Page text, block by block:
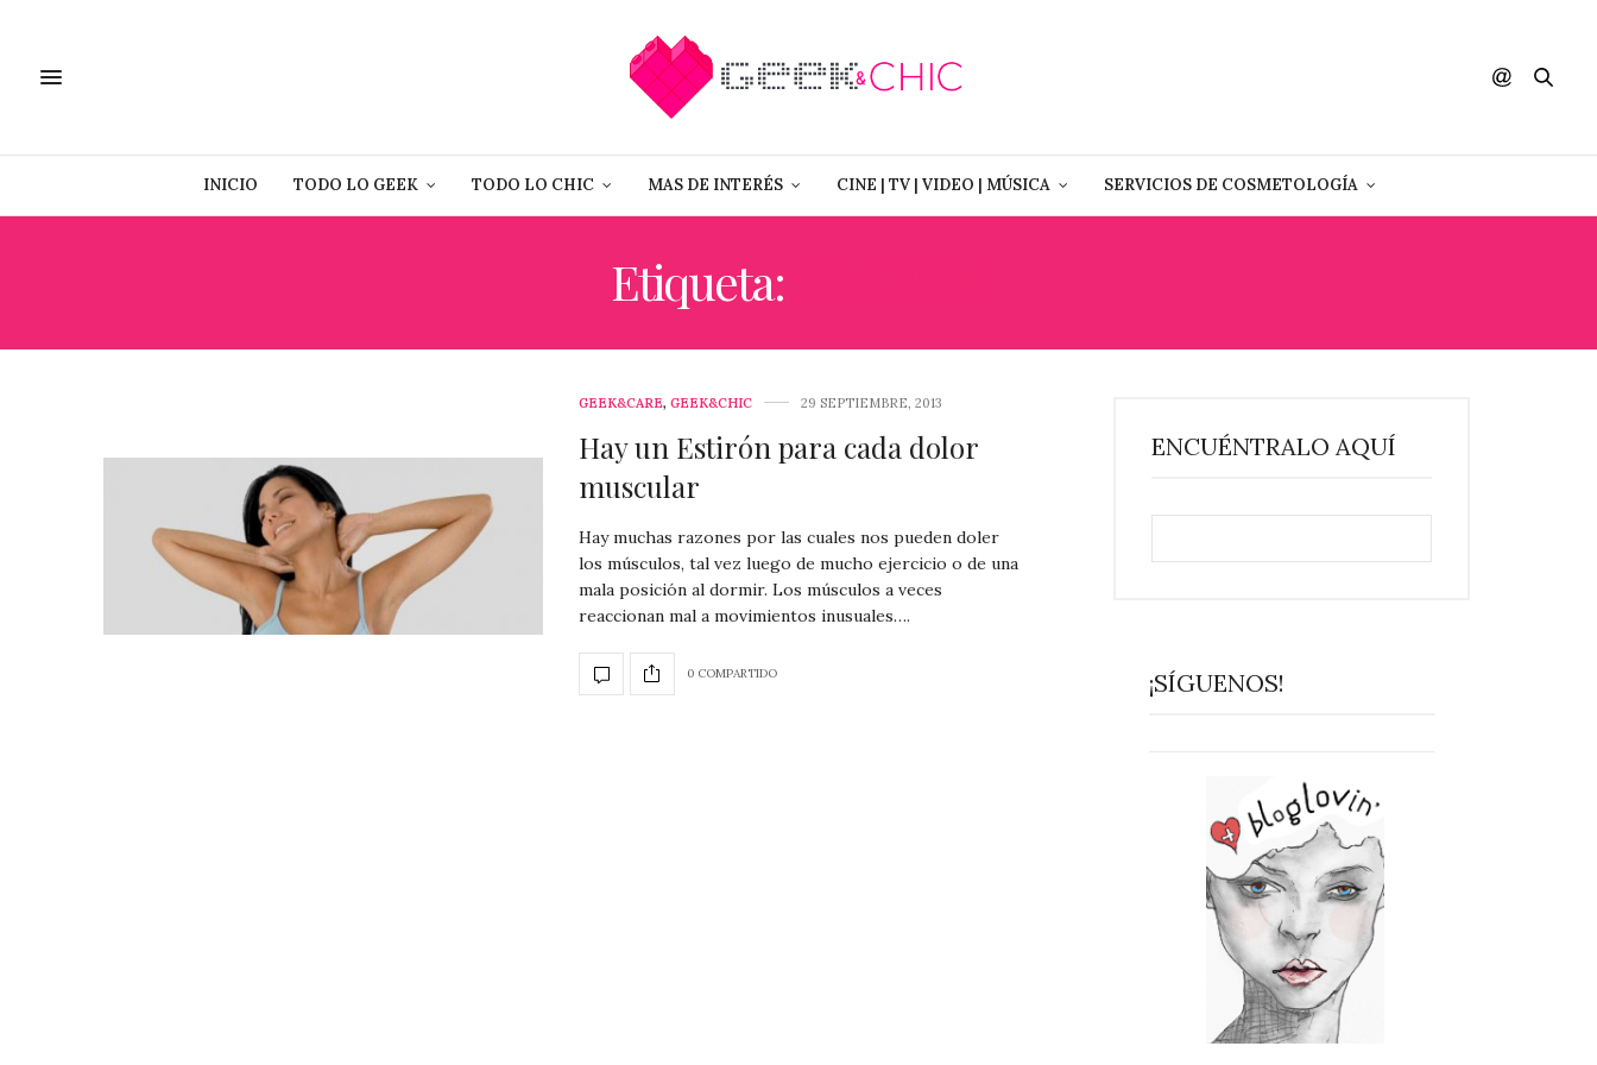
INICIO TODO LO GEEK TODO LO CHIC MAS DE INTERÉS CINE | TV | VIDEO | MÚSICA SERVICIOS DE COSMETOLOGÍA
Etiqueta:
GEEK&CARE, GEEK&CHIC 29 SEPTIEMBRE, 2013
Hay un Estirón para cada dolor
muscular
Hay muchas razones por las cuales nos pueden doler
los músculos, tal vez luego de mucho ejercicio o de una
mala posición al dormir. Los músculos a veces
reaccionan mal a movimientos inusuales….
0 COMPARTIDO
ENCUÉNTRALO AQUÍ
¡SÍGUENOS!